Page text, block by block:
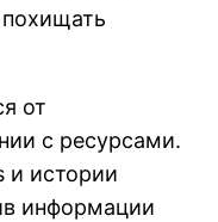
от
с ресурсами.
и истории
информации